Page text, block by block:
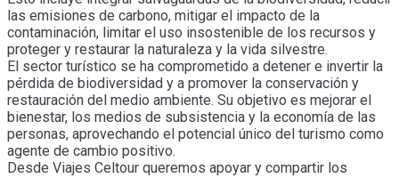
las emisiones de carbono, mitigar el impacto de la
contaminación, limitar el uso insostenible de los recursos y
proteger y restaurar la naturaleza y la vida silvestre.
El sector turístico se ha comprometido a detener e invertir la
pérdida de biodiversidad y a promover la conservación y
restauración del medio ambiente. Su objetivo es mejorar el
bienestar, los medios de subsistencia y la economía de las
personas, aprovechando el potencial único del turismo como
agente de cambio positivo.
Desde Viajes Celtour queremos apoyar y compartir los